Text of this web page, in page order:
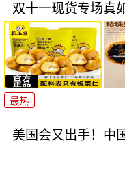
双十一现货专场真
最热
美国会又出手！中